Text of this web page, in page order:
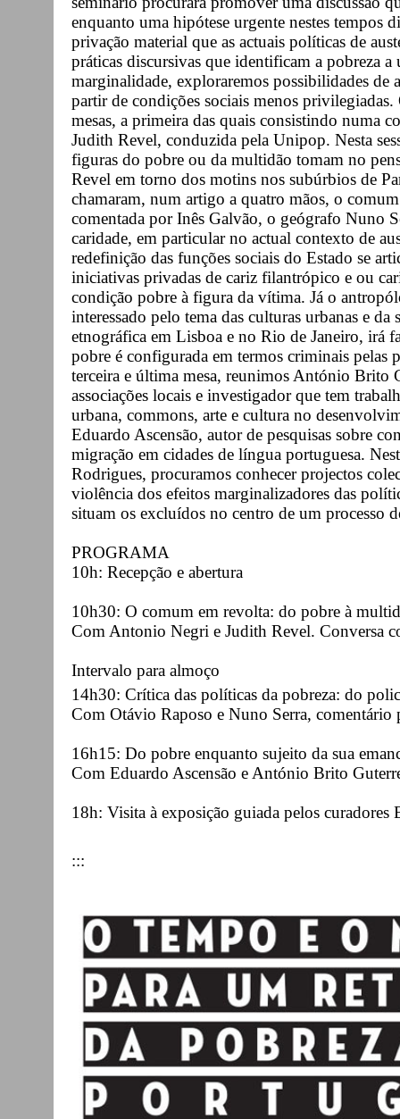
enquanto uma hipótese urgente nestes tempos
privação material que as actuais políticas de
práticas discursivas que identificam a pobreza a
marginalidade, exploraremos possibilidades de
partir de condições sociais menos
mesas, a primeira das quais consistindo numa
Judith Revel, conduzida pela Unipop. Nesta
figuras do pobre ou da multidão tomam no
Revel em torno dos motins nos subúrbios de
chamaram, num artigo a quatro mãos, o
comentada por Inês Galvão, o geógrafo Nuno
caridade, em particular no actual contexto de
redefinição das funções sociais do Estado se
iniciativas privadas de cariz filantrópico e ou
condição pobre à figura da vítima. Já o
interessado pelo tema das culturas urbanas e
etnográfica em Lisboa e no Rio de Janeiro, irá
pobre é configurada em termos criminais pelas
terceira e última mesa, reunimos António Brito
associações locais e investigador que tem
urbana, commons, arte e cultura no
Eduardo Ascensão, autor de pesquisas sobre
migração em cidades de língua portuguesa.
Rodrigues, procuramos conhecer projectos
violência dos efeitos marginalizadores das
situam os excluídos no centro de um processo
PROGRAMA
10h: Recepção e abertura
10h30: O comum em revolta: do pobre à
Com Antonio Negri e Judith Revel. Conversa
Intervalo para almoço
14h30: Crítica das políticas da pobreza: do
Com Otávio Raposo e Nuno Serra, comentário
16h15: Do pobre enquanto sujeito da sua
Com Eduardo Ascensão e António Brito
18h: Visita à exposição guiada pelos
:::